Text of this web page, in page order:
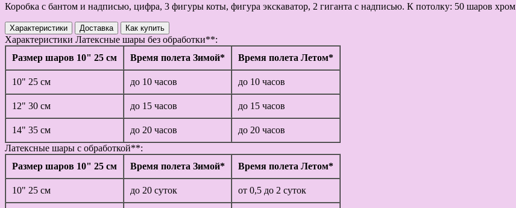
Коробка с бантом и надписью, цифра, 3 фигуры коты, фигура экскаватор, 2 гиганта с надписью. К потолку: 50 шаров хром
Характеристики Доставка Как купить
Характеристики Латексные шары без обработки**:
Размер шаров 10" 25 см
Время полета Зимой* Время полета Летом*
10" 25 см до 10 часов до 10 часов
12" 30 см до 15 часов до 15 часов
14" 35 см до 20 часов
до 20 часов
Латексные шары с обработкой**:
Размер шаров 10" 25 см
Время полета Зимой* Время полета Летом*
10" 25 см до 20 суток от 0,5 до 2 суток